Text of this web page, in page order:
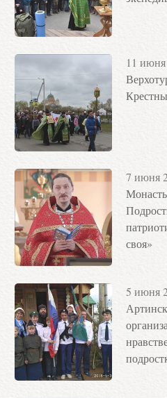
11
7 июня
своя»
5 июня